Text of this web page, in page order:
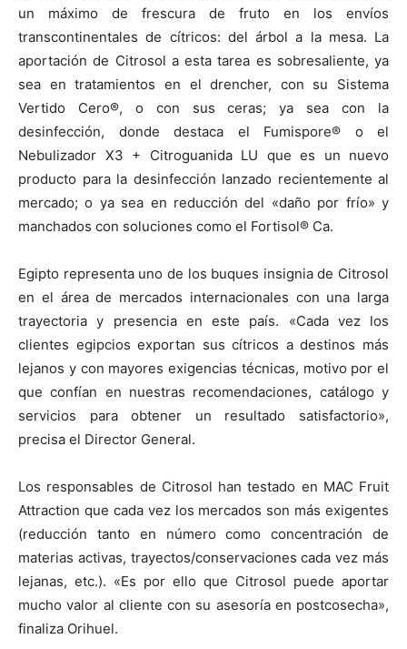
un máximo de frescura de fruto en los envíos
transcontinentales de cítricos: del árbol a la mesa. La
aportación de Citrosol a esta tarea es sobresaliente, ya
sea en tratamientos en el drencher, con su Sistema
Vertido Cero®, o con sus ceras; ya sea con la
desinfección, donde destaca el Fumispore® o el
Nebulizador X3 + Citroguanida LU que es un nuevo
producto para la desinfección lanzado recientemente al
mercado; o ya sea en reducción del «daño por frío» y
manchados con soluciones como el Fortisol® Ca.
Egipto representa uno de los buques insignia de Citrosol
en el área de mercados internacionales con una larga
trayectoria y presencia en este país. «Cada vez los
clientes egipcios exportan sus cítricos a destinos más
lejanos y con mayores exigencias técnicas, motivo por el
que confían en nuestras recomendaciones, catálogo y
servicios para obtener un resultado satisfactorio»,
precisa el Director General.
Los responsables de Citrosol han testado en MAC Fruit
Attraction que cada vez los mercados son más exigentes
(reducción tanto en número como concentración de
materias activas, trayectos/conservaciones cada vez más
lejanas, etc.). «Es por ello que Citrosol puede aportar
mucho valor al cliente con su asesoría en postcosecha»,
finaliza Orihuel.